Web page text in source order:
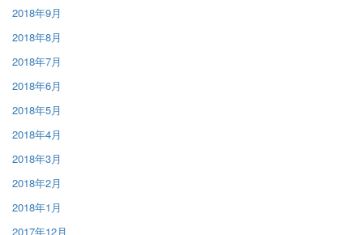
2018年9月
2018年8月
2018年7月
2018年6月
2018年5月
2018年4月
2018年3月
2018年2月
2018年1月
2017年12月